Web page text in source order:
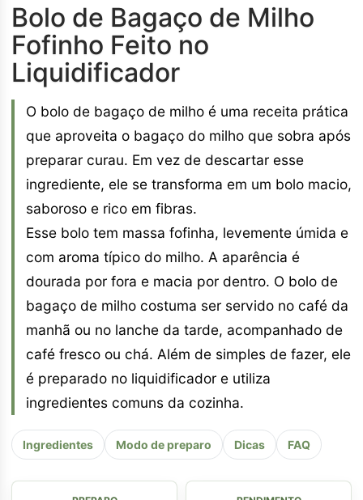
Bolo de Bagaço de Milho
Fofinho Feito no
Liquidificador
O bolo de bagaço de milho é uma receita prática
que aproveita o bagaço do milho que sobra após
preparar curau. Em vez de descartar esse
ingrediente, ele se transforma em um bolo macio,
saboroso e rico em fibras.
Esse bolo tem massa fofinha, levemente úmida e
com aroma típico do milho. A aparência é
dourada por fora e macia por dentro. O bolo de
bagaço de milho costuma ser servido no café da
manhã ou no lanche da tarde, acompanhado de
café fresco ou chá. Além de simples de fazer, ele
é preparado no liquidificador e utiliza
ingredientes comuns da cozinha.
Ingredientes Modo de preparo Dicas FAQ